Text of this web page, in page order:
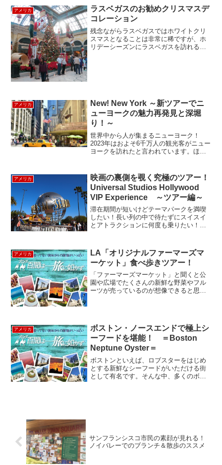
だったTakashiさんが故郷大阪の焼肉ホル
モンをニ...
アメリカ
ラスベガスのお勧めクリスマスデ
コレーション
残念ながらラスベガスではホワイトクリ
スマスとなることは非常に稀ですが、ホ
リデーシーズンにラスベガスを訪れる皆
アメリカ
New! New York ～新ツアーでニ
ューヨークの魅力再発見と深堀
り！～
世界中から人が集まるニューヨーク！
2023年はおよそ6千万人の観光客がニュー
ヨークを訪れたと言われています。ほぼ
化していますよね。ルックアメリカンツ
アーでもニューヨーク...
アメリカ
映画の裏側を覗く究極のツアー！
Universal Studios Hollywood
VIP Experience ～ツアー編～
滞在期間が短いけどテーマパークを満喫
したい！長い列の中で待たずにスイスイ
とアトラクションに何度も乗りたい！大
願いをかなえるユニバーサルスタジオハ
リウッドのVIPエクスペ...
アメリカ
LA「オリジナルファーマーズマ
ーケット」食べ歩きツアー！
「ファーマーズマーケット」と聞くと公
園や広場でたくさんの新鮮な野菜やフル
ーツが売っているのが想像できると思い
歴史81年！今回はその...
アメリカ
ボストン・ノースエンドで極上シ
ーフードを堪能！ ＝Boston
Neptune Oyster＝
ボストンといえば、ロブスターをはじめ
とする新鮮なシーフードがいただける街
として有名です。そんな中、多くのボス
サンフランシスコ市民の素顔が見れる！
ノイバレーでのブランチ＆散歩のススメ